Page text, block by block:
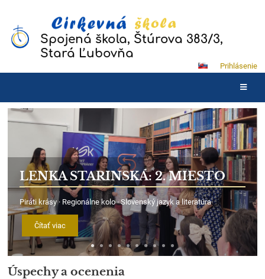
Spojená škola, Štúrova 383/3,
Stará Ľubovňa
Prihlásenie
Úspechy
ocenenia
LENKA STARINSKÁ: 2. MIESTO
Piráti krásy · Regionálne kolo · Slovenský jazyk a literatúra
Čítať viac
Úspechy a ocenenia